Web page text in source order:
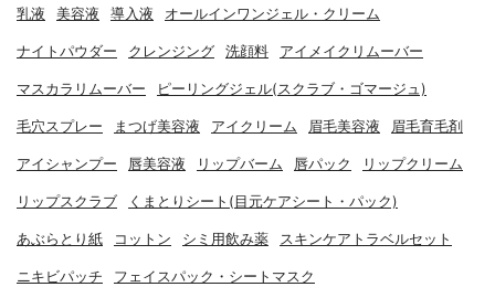
乳液 美容液 導入液 オールインワンジェル・クリーム
ナイトパウダー クレンジング 洗顔料 アイメイクリムーバー
マスカラリムーバー ピーリングジェル(スクラブ・ゴマージュ)
毛穴スプレー まつげ美容液 アイクリーム 眉毛美容液 眉毛育毛剤
アイシャンプー 唇美容液 リップバーム 唇パック リップクリーム
リップスクラブ くまとりシート(目元ケアシート・パック)
あぶらとり紙 コットン シミ用飲み薬 スキンケアトラベルセット
ニキビパッチ フェイスパック・シートマスク